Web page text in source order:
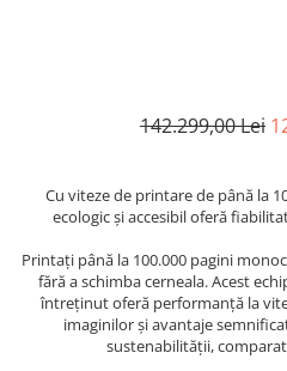
Casete reziduale
Chipuri
142.299,00 Lei
Cu viteze de printare de până la
ecologic şi accesibil oferă
Printaţi până la 100.000 pagini
fără a schimba cerneala. Acest
întreţinut oferă performanţă la
imaginilor şi avantaje
sustenabilităţii,